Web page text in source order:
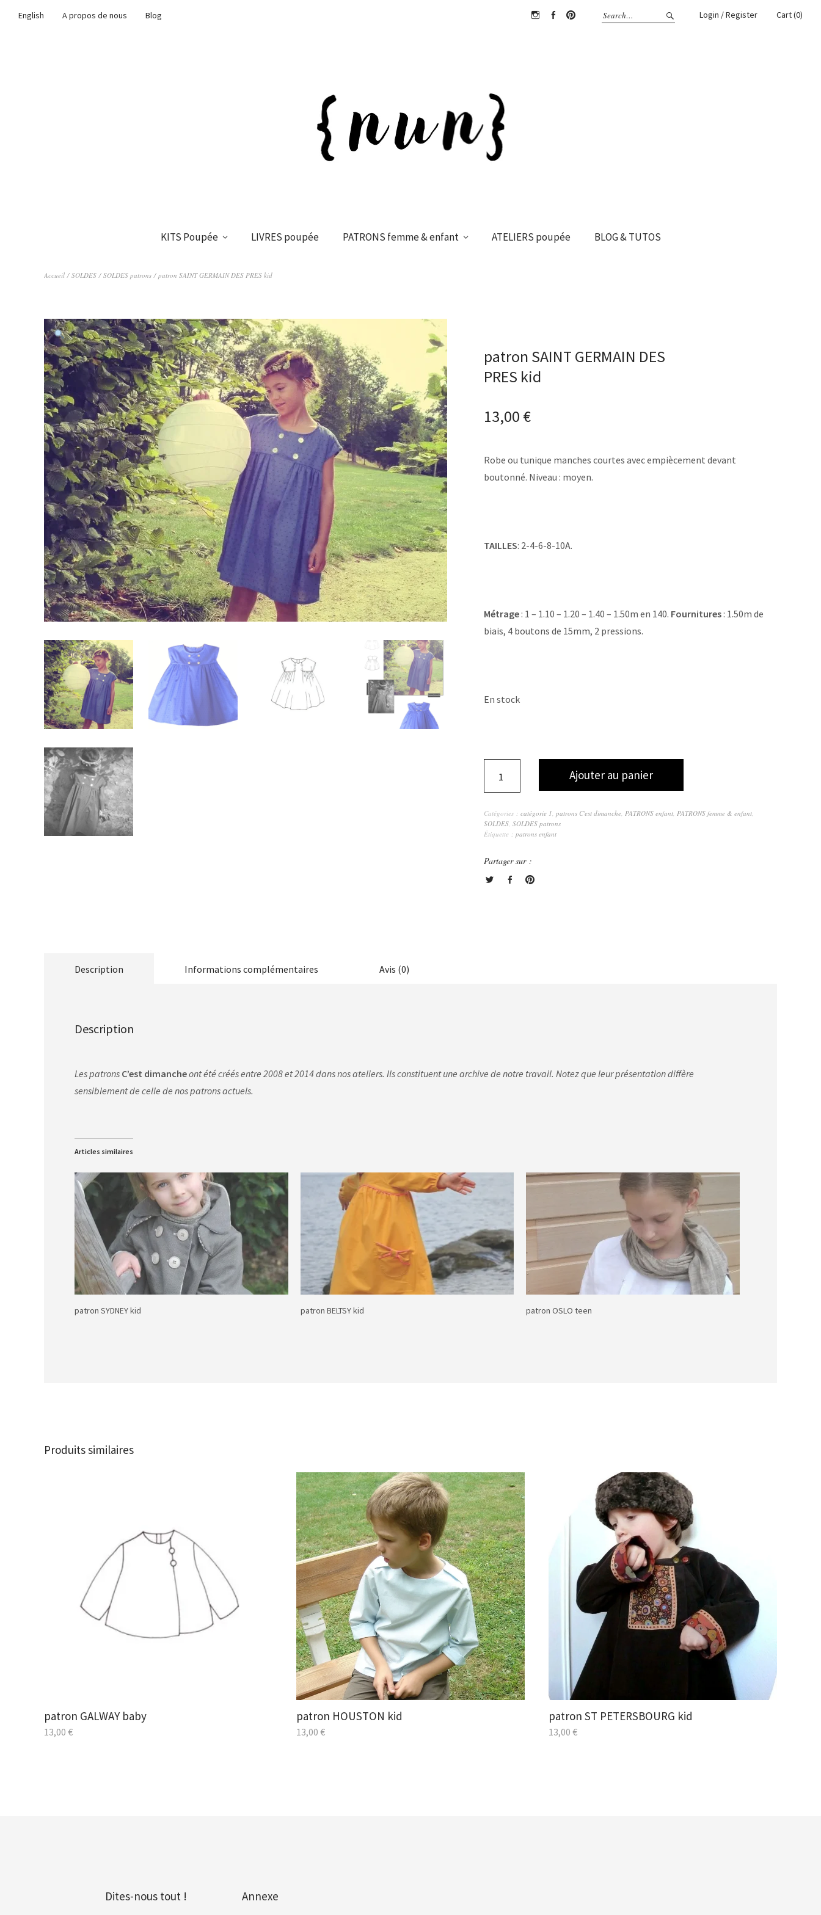
English A propos de nous
Blog
Login / Register Cart (0)
KITS Poupée LIVRES poupée PATRONS femme & enfant ATELIERS poupée BLOG & TUTOS
Accueil / SOLDES / SOLDES patrons / patron SAINT GERMAIN DES PRES kid
patron SAINT GERMAIN DES
PRES kid
13,00 €
Robe ou tunique manches courtes avec empiècement devant
boutonné. Niveau : moyen.
TAILLES: 2-4-6-8-10A.
Métrage : 1 – 1.10 – 1.20 – 1.40 – 1.50m en 140. Fournitures : 1.50m de
biais, 4 boutons de 15mm, 2 pressions.
En stock
Ajouter au panier
Catégories : catégorie 1, patrons C'est dimanche, PATRONS enfant, PATRONS femme & enfant,
SOLDES, SOLDES patrons
Étiquette : patrons enfant
Partager sur :
Description Informations complémentaires Avis (0)
Description
Les patrons C’est dimancheont été créés entre 2008 et 2014 dans nos ateliers. Ils constituent une archive de notre travail. Notez que leur présentation diffère
sensiblement de celle de nos patrons actuels.
Articles similaires
patron SYDNEY kid patron BELTSY kid patron OSLO teen
Produits similaires
patron GALWAY baby
13,00 €
patron HOUSTON kid
13,00€
patron ST PETERSBOURG kid
13,00€
Dites-nous tout ! Annexe